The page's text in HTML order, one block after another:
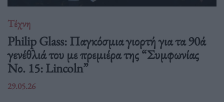
Τέχνη
Philip Glass: Παγκόσμια γιορτή για τα 90ά
γενέθλιά του με πρεμιέρα της “Συμφωνίας
Νο. 15: Lincoln”
29.05.26